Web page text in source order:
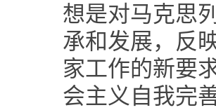
想是对马克思
承和发展，反
家工作的新要
会主义自我完